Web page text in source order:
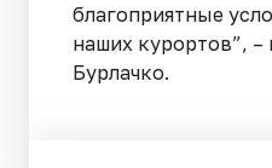
благоприятные
наших курортов”,
Бурлачко.